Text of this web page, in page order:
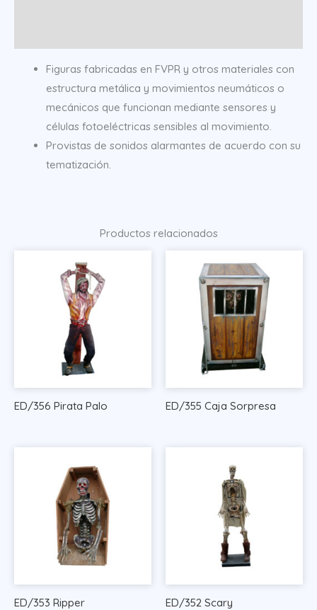
Figuras fabricadas en FVPR y otros materiales con
estructura metálica y movimientos neumáticos o
mecánicos que funcionan mediante sensores y
células fotoeléctricas sensibles al movimiento.
Provistas de sonidos alarmantes de acuerdo con su
tematización.
Productos relacionados
ED/356 Pirata Palo ED/355 Caja Sorpresa
ED/353 Ripper ED/352 Scary